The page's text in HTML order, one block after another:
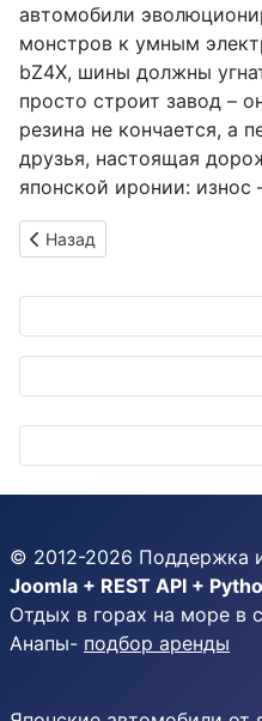
автомобили
монстров к умным
bZ4X, шины должны
просто строит завод –
резина не кончается, а
друзья, настоящая
японской иронии: износ
Предыдущий: Denso Ten и
Назад
© 2012-2026 Поддержка
Joomla + REST API +
Отдых в горах на море в
Анапы- подбор аренды